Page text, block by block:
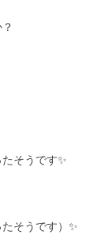
そうです✨
そうです）✨